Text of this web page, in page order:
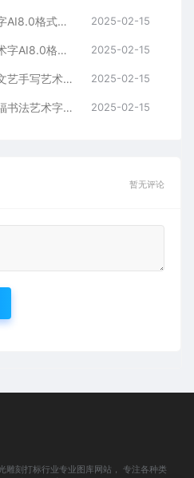
元宵节节日祝福书法艺术字AI8.0格式激光打标文件通用矢量图 2025-02-15
月满中秋节日祝福书法艺术字AI8.0格式激光打标文件通用矢量图 2025-02-15
人间四季今日茶饭事现代文艺手写艺术字AI8.0格式激光打标文件通用矢量图 2025-02-15
海上生明月中秋节节日祝福书法艺术字AI8.0格式激光打标文件通用矢量图 2025-02-15
暂无评论
雕刻打标行业专业图库网站， 专注各种类